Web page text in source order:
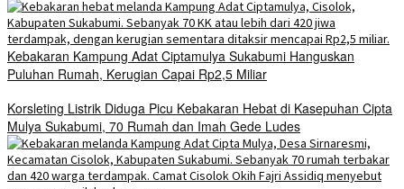
Kebakaran Kampung Adat Ciptamulya Sukabumi Hanguskan
Puluhan Rumah, Kerugian Capai Rp2,5 Miliar
Korsleting Listrik Diduga Picu Kebakaran Hebat di Kasepuhan Cipta
Mulya Sukabumi, 70 Rumah dan Imah Gede Ludes